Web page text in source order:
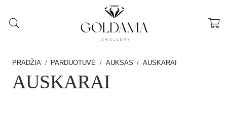
PRADŽIA / PARDUOTUVĖ / AUKSAS / AUSKARAI
AUSKARAI